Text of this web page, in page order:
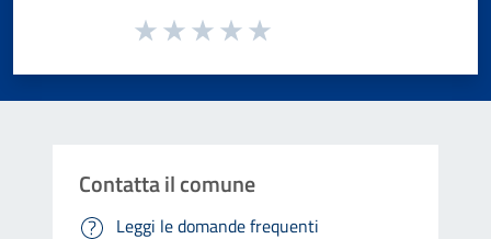
Valuta da 1 a 5 stelle la pagina
Contatta il comune
Leggi le domande frequenti